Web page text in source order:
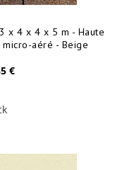
x 4 x 4 x 5 m - Haute
aéré - Beige
€